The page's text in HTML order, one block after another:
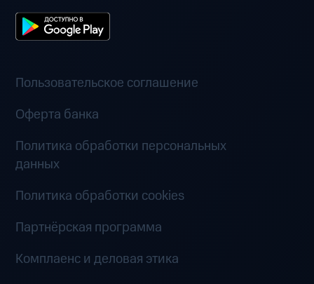
Пользовательское соглашение
Оферта банка
Политика обработки персональных
данных
Политика обработки cookies
Партнёрская программа
Комплаенс и деловая этика